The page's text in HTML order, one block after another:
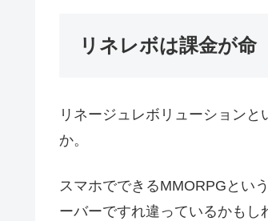
リネレボは課金が命
リネージュレボリューション
か。
スマホでできるMMORPGとい
ーバーですれ違っているかもし